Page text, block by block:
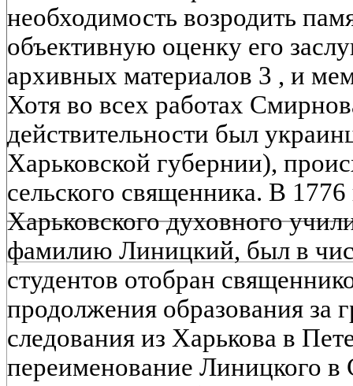
необходимость возродить
объективную оценку его
архивных материалов 3 , и
Хотя во всех работах
действительности был
Харьковской губернии),
сельского священника. В
Харьковского духовного
фамилию Линицкий, был в
студентов отобран
продолжения образования за
следования из Харькова в
переименование Линицкого